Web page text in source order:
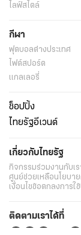
ไลฟ์สไตล์
กีฬา
ฟุตบอลต่่างประเทศ
ไฟต์สปอร์ต
แกลเลอรี่
ช็อปปิ้ง
ไทยรัฐอีเวนต์
เกี่ยวกับไทยรัฐ
กิจกรรมร่วมงานกับเร
ศูนย์ช่วยเหลือนโยบา
เงื่อนไขข้อตกลงการใ
ติดตามเราได้ที่